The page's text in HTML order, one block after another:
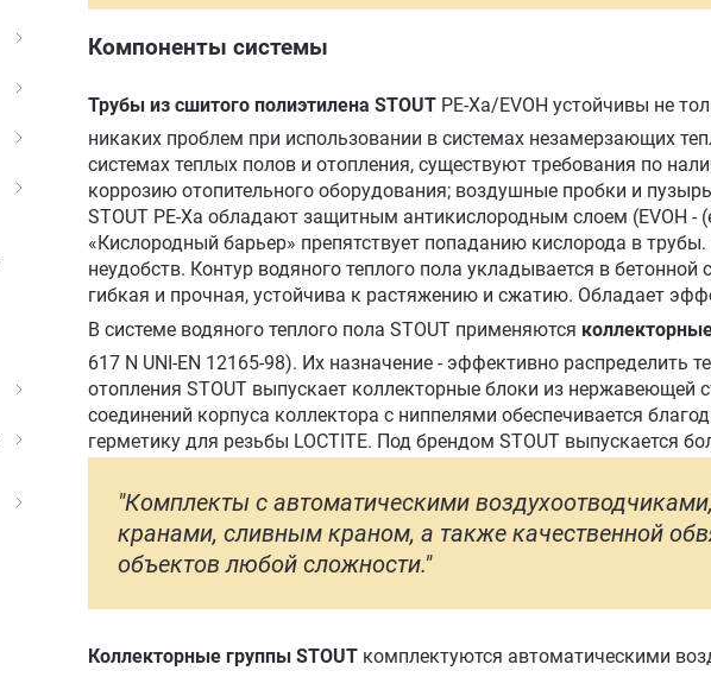
Компоненты системы
Трубы из сшитого полиэтилена STOUT PE-Xa/EVOH устойчивы не
никаких проблем при использовании в системах незамерзающих
системах теплых полов и отопления, существуют требования по
коррозию отопительного оборудования; воздушные пробки и
STOUT PE-Xа обладают защитным антикислородным слоем (EVOH -
«Кислородный барьер» препятствует попаданию кислорода в
неудобств. Контур водяного теплого пола укладывается в
гибкая и прочная, устойчива к растяжению и сжатию. Обладает
В системе водяного теплого пола STOUT применяются
617 N UNI-EN 12165-98). Их назначение - эффективно распределить
отопления STOUT выпускает коллекторные блоки из
соединений корпуса коллектора с ниппелями обеспечивается
герметику для резьбы LOCTITE. Под брендом STOUT выпускается
"Комплекты с автоматическими
кранами, сливным краном, а также качественной
объектов любой сложности."
Коллекторные группы STOUT комплектуются автоматическими